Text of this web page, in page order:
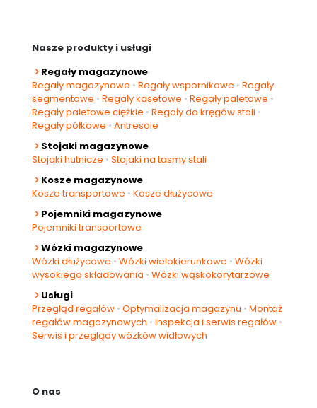
Nasze produkty i usługi
Regały magazynowe
Regały magazynowe • Regały wspornikowe • Regały
segmentowe • Regały kasetowe • Regały paletowe •
Regały paletowe ciężkie • Regały do kręgów stali •
Regały półkowe • Antresole
Stojaki magazynowe
Stojaki hutnicze • Stojaki na tasmy stali
Kosze magazynowe
Kosze transportowe • Kosze dłużycowe
Pojemniki magazynowe
Pojemniki transportowe
Wózki magazynowe
Wózki dłużycowe • Wózki wielokierunkowe • Wózki
wysokiego składowania • Wózki wąskokorytarzowe
Usługi
Przegląd regałów • Optymalizacja magazynu • Montaż
regałów magazynowych • Inspekcja i serwis regałów •
Serwis i przeglądy wózków widłowych
O nas